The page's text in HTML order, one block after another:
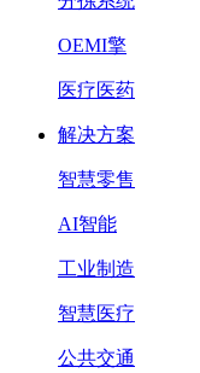
OEMI擎
医疗医药
解决方案
智慧零售
AI智能
工业制造
智慧医疗
公共交通